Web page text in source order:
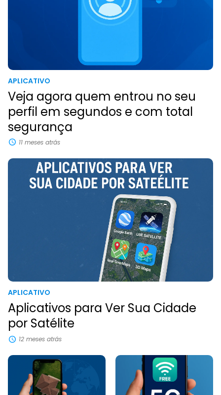
APLICATIVO
Veja agora quem entrou no seu
perfil em segundos e com total
segurança
11 meses atrás
APLICATIVO
Aplicativos para Ver Sua Cidade
por Satélite
12 meses atrás